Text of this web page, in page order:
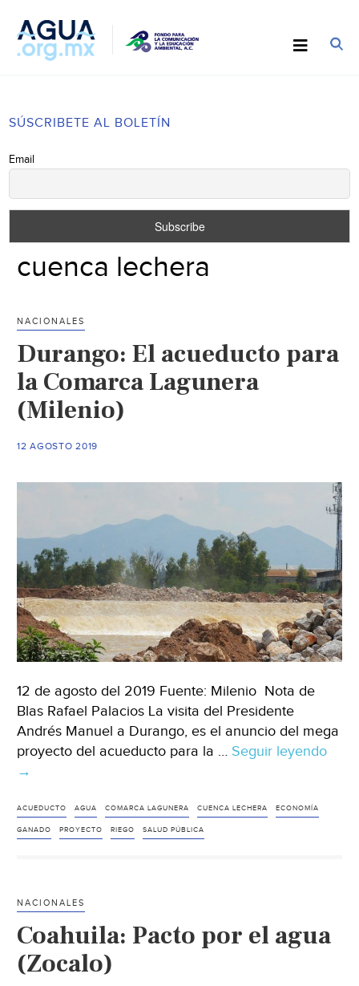
SÚSCRIBETE AL BOLETÍN
Email
cuenca lechera
NACIONALES
Durango: El acueducto para
la Comarca Lagunera
(Milenio)
12 AGOSTO 2019
12 de agosto del 2019 Fuente: Milenio Nota de
Blas Rafael Palacios La visita del Presidente
Andrés Manuel a Durango, es el anuncio del mega
proyecto del acueducto para la … Seguir leyendo
→
ACUEDUCTO AGUA COMARCA LAGUNERA CUENCA LECHERA ECONOMÍA
GANADO PROYECTO RIEGO SALUD PÚBLICA
NACIONALES
Coahuila: Pacto por el agua
(Zocalo)